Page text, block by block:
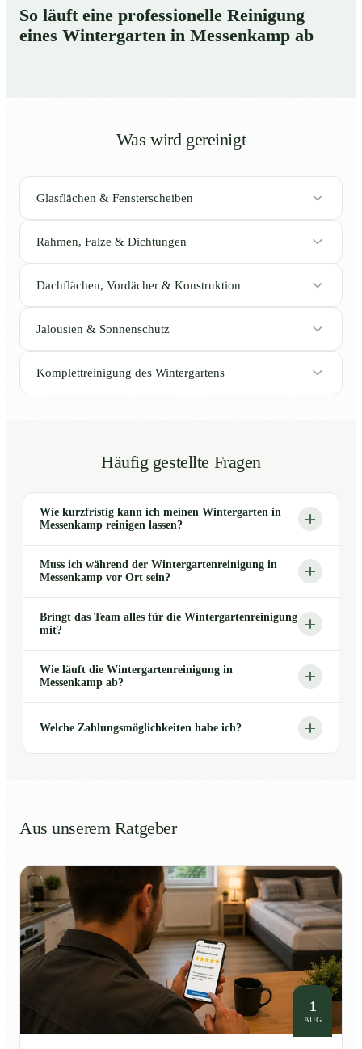
So läuft eine professionelle Reinigung
eines Wintergarten in Messenkamp ab
Was wird gereinigt
Glasflächen & Fensterscheiben
Rahmen, Falze & Dichtungen
Dachflächen, Vordächer & Konstruktion
Jalousien & Sonnenschutz
Komplettreinigung des Wintergartens
Häufig gestellte Fragen
Wie kurzfristig kann ich meinen Wintergarten in
Messenkamp reinigen lassen?
Muss ich während der Wintergartenreinigung in
Messenkamp vor Ort sein?
Bringt das Team alles für die Wintergartenreinigung
mit?
Wie läuft die Wintergartenreinigung in
Messenkamp ab?
Welche Zahlungsmöglichkeiten habe ich?
Aus unserem Ratgeber
1
AUG